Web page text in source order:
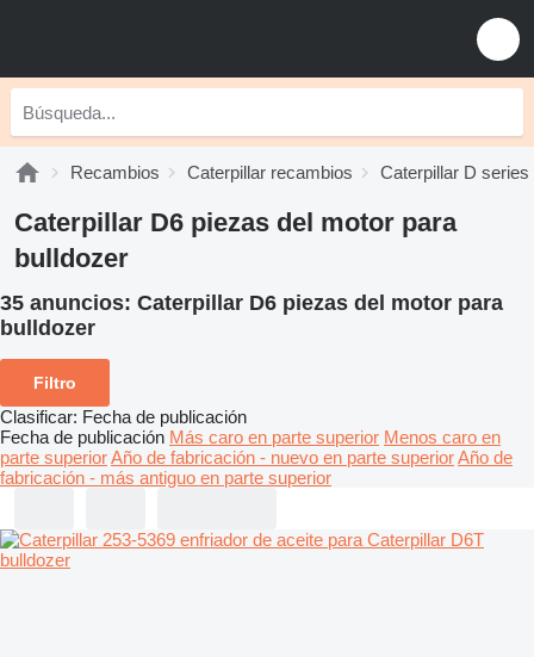
Recambios Caterpillar recambios Caterpillar D
Caterpillar D6 piezas del motor para
bulldozer
35 anuncios: Caterpillar D6 piezas del motor para
bulldozer
Filtro
Clasificar: Fecha de publicación
Fecha de publicación Más caro en parte superior Menos caro en
parte superiorAño de fabricación - nuevo en parte superiorAño de
fabricación - más antiguo en parte superior